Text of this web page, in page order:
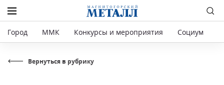
Город ММК Конкурсы и мероприятия Социум
Вернуться в рубрику